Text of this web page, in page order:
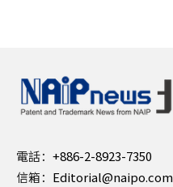
電話： +886-2-8923-7350
信箱： Editorial@naipo.com